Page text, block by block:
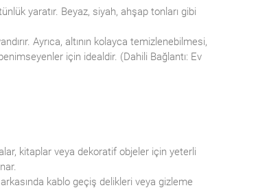
yaratır. Beyaz, siyah, ahşap tonları gibi
Ayrıca, altının kolayca temizlenebilmesi,
için idealdir. (Dahili Bağlantı: Ev
kitaplar veya dekoratif objeler için yeterli
kablo geçiş delikleri veya gizleme